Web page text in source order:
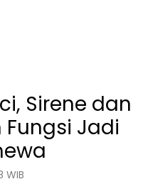
Sirene dan
Jadi
WIB